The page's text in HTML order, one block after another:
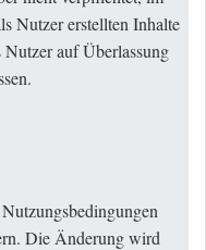
Nutzer erstellten Inhalte
auf Überlassung
Die Änderung wird